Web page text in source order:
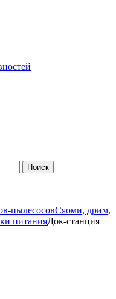
Поиск
пылесосовСяоми, дрим,
питанияДок-станция